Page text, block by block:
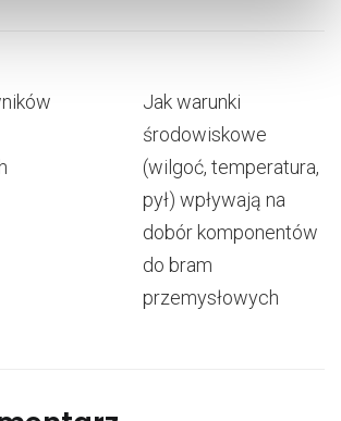
Jak warunki
środowiskowe
(wilgoć, temperatura,
pył) wpływają na
dobór komponentów
do bram
przemysłowych